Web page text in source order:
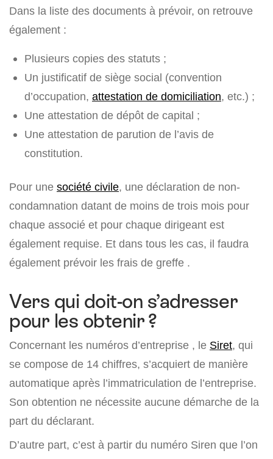
Dans la liste des documents à prévoir, on retrouve
également :
Plusieurs copies des statuts ;
Un justificatif de siège social (convention
d’occupation, attestation de domiciliation, etc.) ;
Une attestation de dépôt de capital ;
Une attestation de parution de l’avis de
constitution.
Pour une société civile, une déclaration de non-
condamnation datant de moins de trois mois pour
chaque associé et pour chaque dirigeant est
également requise. Et dans tous les cas, il faudra
également prévoir les frais de greffe .
Vers qui doit-on s’adresser
pour les obtenir ?
Concernant les numéros d’entreprise , le Siret, qui
se compose de 14 chiffres, s’acquiert de manière
automatique après l’immatriculation de l’entreprise.
Son obtention ne nécessite aucune démarche de la
part du déclarant.
D’autre part, c’est à partir du numéro Siren que l’on